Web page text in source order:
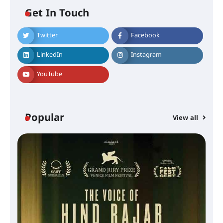
Get In Touch
Twitter Facebook
LinkedIn Instagram
YouTube
Popular View all
സെന്റ് ജോസഫ്സ് കോളജ്
കോമേഴ്‌സ് അസോസിയേഷന്